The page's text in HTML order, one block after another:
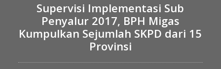
Supervisi Implementasi Sub
Penyalur 2017, BPH Migas
Kumpulkan Sejumlah SKPD dari 15
Provinsi